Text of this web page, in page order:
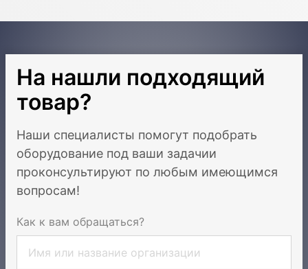
На нашли подходящий
товар?
Наши специалисты помогут подобрать
оборудование под ваши задачии
проконсультируют по любым имеющимся
вопросам!
Как к вам обращаться?